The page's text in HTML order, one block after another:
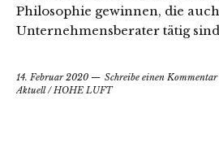
Philosophie gewinnen, die
Unternehmensberater tätig
14. Februar 2020
Schreibe einen Kommentar
Aktuell/ HOHE LUFT